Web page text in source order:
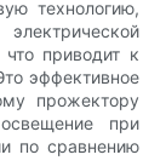
технологию,
приводит к
эффективное
прожектору
при
по сравнению